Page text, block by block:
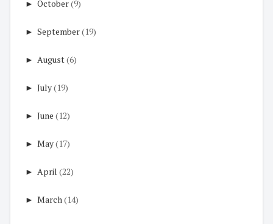
► October(9)
► September(19)
► August(6)
► July(19)
► June (12)
► May(17)
► April (22)
► March(14)